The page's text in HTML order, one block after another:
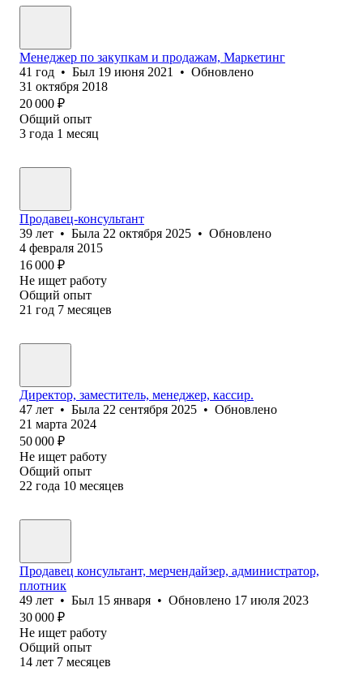
Менеджер по закупкам и продажам, Маркетинг
41 год • Был 19 июня 2021 • Обновлено
31 октября 2018
20 000 ₽
Общий опыт
3 года 1 месяц
Продавец-консультант
39 лет • Была 22 октября 2025 • Обновлено
4 февраля 2015
16 000 ₽
Не ищет работу
Общий опыт
21 год 7 месяцев
Директор, заместитель, менеджер, кассир.
47 лет • Была 22 сентября 2025 • Обновлено
21 марта 2024
50 000 ₽
Не ищет работу
Общий опыт
22 года 10 месяцев
Продавец консультант, мерчендайзер, администратор,
плотник
49 лет • Был 15 января • Обновлено 17 июля 2023
30 000 ₽
Не ищет работу
Общий опыт
14 лет 7 месяцев